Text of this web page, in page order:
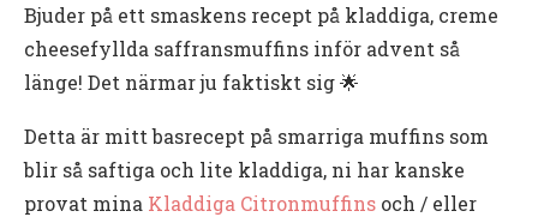
Bjuder på ett smaskens recept på kladdiga, creme
cheesefyllda saffransmuffins inför advent så
länge! Det närmar ju faktiskt sig 🌟
Detta är mitt basrecept på smarriga muffins som
blir så saftiga och lite kladdiga, ni har kanske
provat mina Kladdiga Citronmuffins och / eller